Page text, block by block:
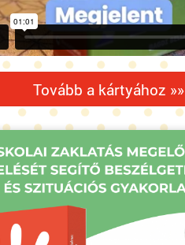
Tovább a kártyához »»